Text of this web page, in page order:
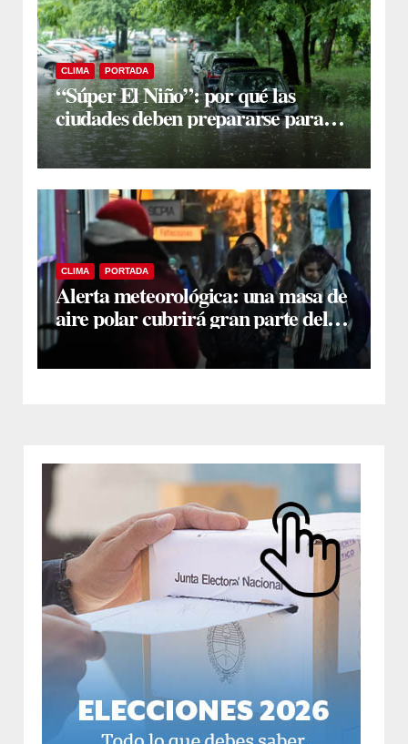
CLIMA PORTADA
“Súper El Niño”: por qué las
ciudades deben prepararse para
lluvias más extremas
CLIMA PORTADA
Alerta meteorológica: una masa de
aire polar cubrirá gran parte del
país con heladas y nevadas